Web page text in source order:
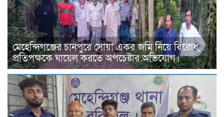
মেহেন্দিগঞ্জের চানপুরে সোয়া একর জমি নিয়ে বিরোধ,
প্রতিপক্ষকে ঘায়েল করতে অপচেষ্টার অভিযোগ।